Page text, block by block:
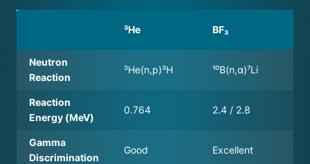
³He BF₃
Neutron
Reaction
³He(n,p)³H ¹⁰B(n,α)⁷Li
Reaction
Energy (MeV)
0.764 2.4 / 2.8
Gamma
Discrimination
Good Excellent